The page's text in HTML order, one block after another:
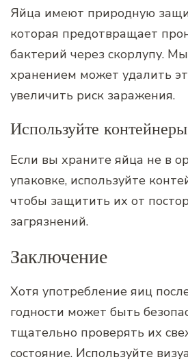
Яйца имеют природную
которая предотвращает
бактерий через скорлупу.
хранением может удалить
увеличить риск заражения.
Используйте
Если вы храните яйца не в
упаковке, используйте
чтобы защитить их от
загрязнений.
Заключение
Хотя употребление яиц
годности может быть
тщательно проверять их
состояние. Используйте